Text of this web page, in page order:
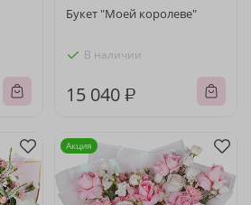
Букет "Моей королеве"
В наличии
15 040 ₽
Акция